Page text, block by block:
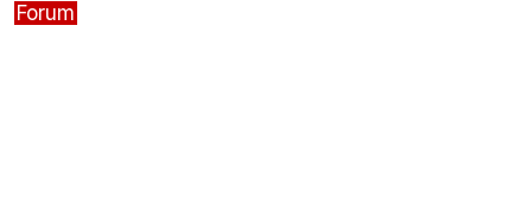
Forum